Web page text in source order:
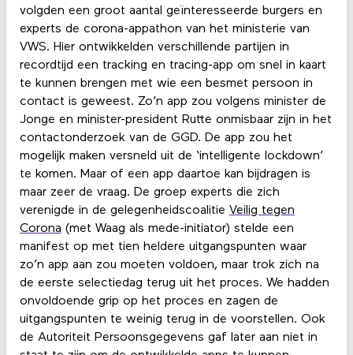
volgden een groot aantal geïnteresseerde burgers en
experts de corona-appathon van het ministerie van
VWS. Hier ontwikkelden verschillende partijen in
recordtijd een tracking en tracing-app om snel in kaart
te kunnen brengen met wie een besmet persoon in
contact is geweest. Zo’n app zou volgens minister de
Jonge en minister-president Rutte onmisbaar zijn in het
contactonderzoek van de GGD. De app zou het
mogelijk maken versneld uit de ‘intelligente lockdown’
te komen. Maar of een app daartoe kan bijdragen is
maar zeer de vraag. De groep experts die zich
verenigde in de gelegenheidscoalitie Veilig tegen
Corona (met Waag als mede-initiator) stelde een
manifest op met tien heldere uitgangspunten waar
zo’n app aan zou moeten voldoen, maar trok zich na
de eerste selectiedag terug uit het proces. We hadden
onvoldoende grip op het proces en zagen de
uitgangspunten te weinig terug in de voorstellen. Ook
de Autoriteit Persoonsgegevens gaf later aan niet in